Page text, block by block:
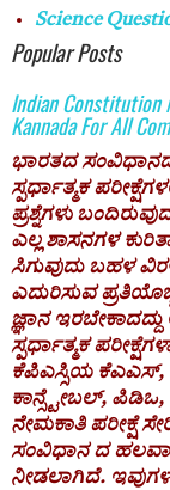
Science
Popular Posts
Indian Constitution
Kannada For All
ಭಾರತದ ಸಂವಿಧಾನದ
ಸ್ಪರ್ಧಾತ್ಮಕ
ಪ್ರಶ್ನೆಗಳು
ಎಲ್ಲ ಶಾಸನಗಳ
ಸಿಗುವುದು ಬಹಳ
ಎದುರಿಸುವ
ಜ್ಞಾನ
ಸ್ಪರ್ಧಾತ್ಮಕ
ಕೆಪಿಎಸ್ಸಿಯ ಕೆಎಎಸ್,
ಕಾನ್ಸ್ಟೇಬಲ್,
ನೇಮಕಾತಿ ಪರೀಕ್ಷೆ
ಸಂವಿಧಾನ ದ
ನೀಡಲಾಗಿದೆ.